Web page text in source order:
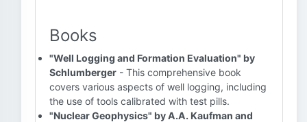
Books
"Well Logging and Formation Evaluation" by
Schlumberger - This comprehensive book
covers various aspects of well logging, including
the use of tools calibrated with test pills.
"Nuclear Geophysics" by A.A. Kaufman and